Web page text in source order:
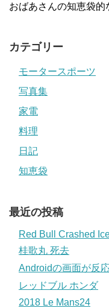
おばあさんの知恵袋的
カテゴリー
モータースポーツ
写真集
家電
料理
日記
知恵袋
最近の投稿
Red Bull Crashed
桂歌丸 死去
Androidの画面が反
レッドブル ホンダ
2018 Le Mans24